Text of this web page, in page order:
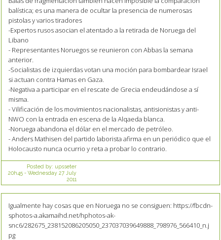
balística; es una manera de ocultar la presencia de numerosas
pistolas y varios tiradores
-Expertos rusos asocian el atentado a la retirada de Noruega del
Libano
- Representantes Noruegos se reunieron con Abbas la semana
anterior.
-Socialistas de izquierdas votan una moción para bombardear Israel
si actuan contra Hamas en Gaza.
-Negativa a participar en el rescate de Grecia endeudándose a sí
misma.
- Vilificación de los movimientos nacionalistas, antisionistas y anti-
NWO con la entrada en escena de la Alqaeda blanca.
-Noruega abandona el dólar en el mercado de petróleo.
- Anders Mathisen del partido laborista afirma en un periódico que el
Holocausto nunca ocurrio y reta a probar lo contrario.
Posted by: upsseter
20h45- Wednesday 27 July
2011
Igualmente hay cosas que en Noruega no se consiguen: https://fbcdn-
sphotos-a.akamaihd.net/hphotos-ak-
snc6/282675_238152086205050_237037039649888_798976_566410_n.j
pg